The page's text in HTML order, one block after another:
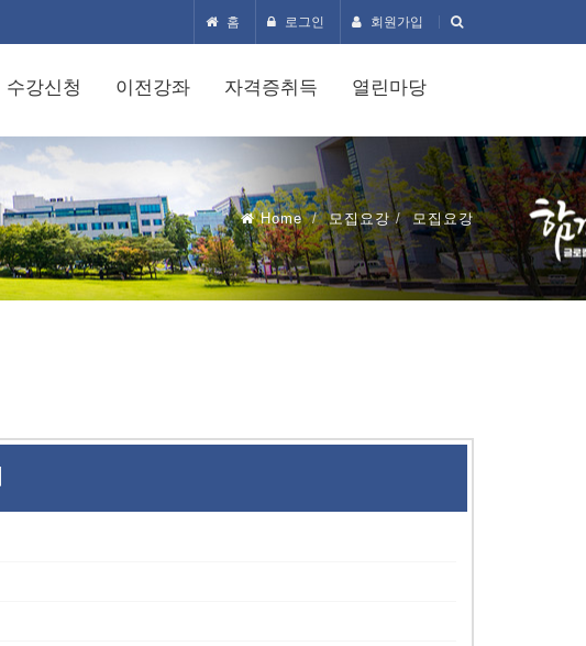
홈 로그인 회원가입
수강신청 이전강좌 자격증취득 열린마당
Home 모집요강 모집요강